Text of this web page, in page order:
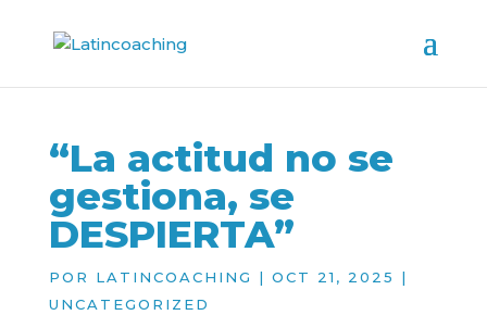
“La actitud no se
gestiona, se
DESPIERTA”
POR LATINCOACHING | OCT 21, 2025
|
UNCATEGORIZED